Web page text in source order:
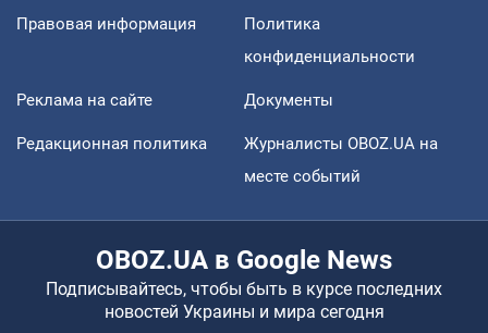
Правовая информация
Политика
конфиденциальности
Реклама на сайте Документы
Редакционная политика
Журналисты OBOZ.UA на
месте событий
OBOZ.UA в Google News
Подписывайтесь, чтобы быть в курсе последних
новостей Украины и мира сегодня